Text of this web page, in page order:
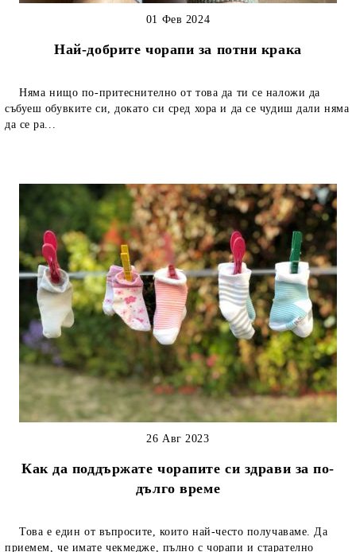
Най-добрите чорапи за потни крака
01 Фев 2024
Няма нищо по-притеснително от това да ти се наложи да
събуеш обувките си, докато си сред хора и да се чудиш дали няма
да се ра...
Как да поддържате чорапите си здрави за по-
дълго време
26 Авг 2023
Това е един от въпросите, които най-често получаваме. Да
приемем, че имате чекмедже, пълно с чорапи и старателно